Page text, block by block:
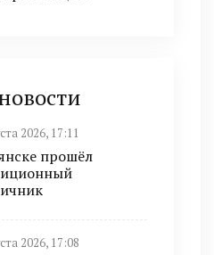
2026, 17:11
прошёл
2026, 17:08